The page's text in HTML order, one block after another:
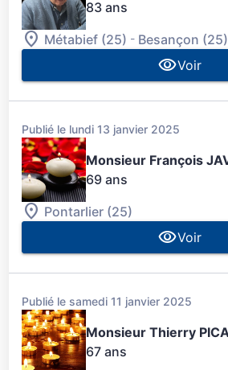
83 ans
Métabief (25) - Besançon (25)
Voir
Publié le lundi 13 janvier 2025
Monsieur François
69 ans
Pontarlier (25)
Voir
Publié le samedi 11 janvier 2025
Monsieur Thierry
67 ans